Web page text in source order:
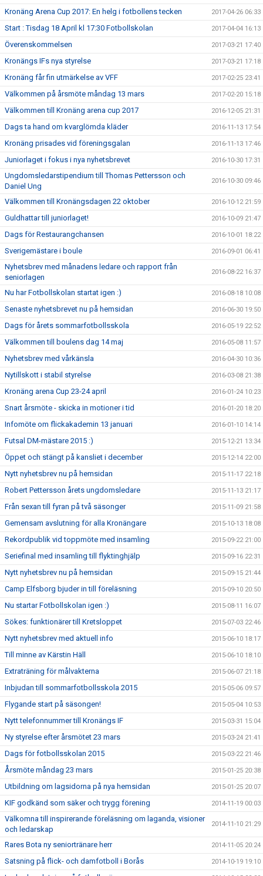
Kronäng Arena Cup 2017: En helg i fotbollens tecken 2017-04-26 06:33
Start : Tisdag 18 April kl 17:30 Fotbollskolan 2017-04-04 16:13
Överenskommelsen 2017-03-21 17:40
Kronängs IFs nya styrelse 2017-03-21 17:18
Kronäng får fin utmärkelse av VFF 2017-02-25 23:41
Välkommen på årsmöte måndag 13 mars 2017-02-20 15:18
Välkommen till Kronäng arena cup 2017 2016-12-05 21:31
Dags ta hand om kvarglömda kläder 2016-11-13 17:54
Kronäng prisades vid föreningsgalan 2016-11-13 17:46
Juniorlaget i fokus i nya nyhetsbrevet 2016-10-30 17:31
Ungdomsledarstipendium till Thomas Pettersson och
Daniel Ung
2016-10-30 09:46
Välkommen till Kronängsdagen 22 oktober 2016-10-12 21:59
Guldhattar till juniorlaget! 2016-10-09 21:47
Dags för Restaurangchansen 2016-10-01 18:22
Sverigemästare i boule 2016-09-01 06:41
Nyhetsbrev med månadens ledare och rapport från
seniorlagen
2016-08-22 16:37
Nu har Fotbollskolan startat igen :) 2016-08-18 10:08
Senaste nyhetsbrevet nu på hemsidan 2016-06-30 19:50
Dags för årets sommarfotbollsskola 2016-05-19 22:52
Välkommen till boulens dag 14 maj 2016-05-08 11:57
Nyhetsbrev med vårkänsla 2016-04-30 10:36
Nytillskott i stabil styrelse 2016-03-08 21:38
Kronäng arena Cup 23-24 april 2016-01-24 10:23
Snart årsmöte - skicka in motioner i tid 2016-01-20 18:20
Infomöte om flickakademin 13 januari 2016-01-10 14:14
Futsal DM-mästare 2015 :) 2015-12-21 13:34
Öppet och stängt på kansliet i december 2015-12-14 22:00
Nytt nyhetsbrev nu på hemsidan 2015-11-17 22:18
Robert Pettersson årets ungdomsledare 2015-11-13 21:17
Från sexan till fyran på två säsonger 2015-11-09 21:58
Gemensam avslutning för alla Kronängare 2015-10-13 18:08
Rekordpublik vid toppmöte med insamling 2015-09-22 21:00
Seriefinal med insamling till flyktinghjälp 2015-09-16 22:31
Nytt nyhetsbrev nu på hemsidan 2015-09-15 21:44
Camp Elfsborg bjuder in till föreläsning 2015-09-10 20:50
Nu startar Fotbollskolan igen :) 2015-08-11 16:07
Sökes: funktionärer till Kretsloppet 2015-07-03 22:46
Nytt nyhetsbrev med aktuell info 2015-06-10 18:17
Till minne av Kärstin Häll 2015-06-10 18:10
Extraträning för målvakterna 2015-06-07 21:18
Inbjudan till sommarfotbollsskola 2015 2015-05-06 09:57
Flygande start på säsongen! 2015-05-04 10:53
Nytt telefonnummer till Kronängs IF 2015-03-31 15:04
Ny styrelse efter årsmötet 23 mars 2015-03-24 21:41
Dags för fotbollsskolan 2015 2015-03-22 21:46
Årsmöte måndag 23 mars 2015-01-25 20:38
Utbildning om lagsidorna på nya hemsidan 2015-01-25 20:07
KIF godkänd som säker och trygg förening 2014-11-19 00:03
Välkomna till inspirerande föreläsning om laganda, visioner
och ledarskap
2014-11-10 21:29
Rares Bota ny seniortränare herr 2014-11-05 20:24
Satsning på flick- och damfotboll i Borås 2014-10-19 19:10